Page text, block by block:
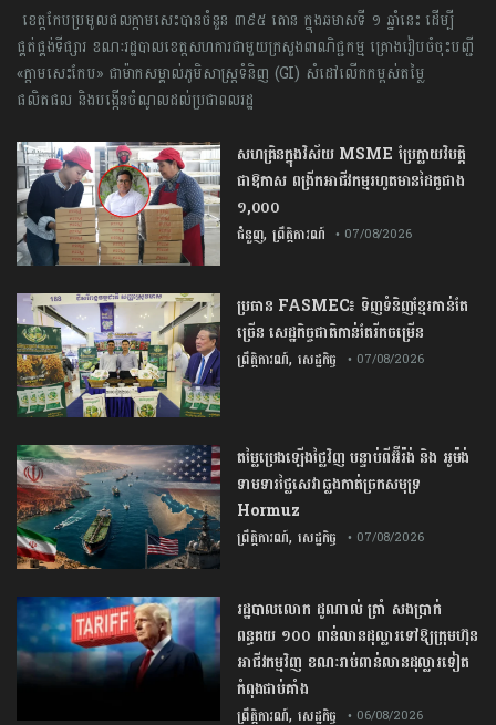
​ ខេត្ត​កែប​ប្រមូល​ផល​ក្តាម​សេះ​បាន​ចំនួន​ ​៣៩៥​ តោន​ ​ក្នុង​ឆមាស​ទី​ ១​ ​ឆ្នាំ​នេះ​ ​ដើម្បី​
ផ្គត់ផ្គង់​ទីផ្សារ ​ខណៈ​រដ្ឋបាល​ខេត្ត​សហការ​ជាមួយ​ក្រសួង​ពាណិជ្ជកម្ម​ ​គ្រោង​រៀបចំ​ចុះបញ្ជី​ ​
«​ក្តាម​សេះ​កែប​» ​ជា​ម៉ាក​សម្គាល់​ភូមិសាស្ត្រ​ទំនិញ​ (​GI​) ​សំដៅ​លើកកម្ពស់​តម្លៃ​
ផលិតផល​ និង​បង្កើន​ចំណូល​ដល់​ប្រជាពលរដ្ឋ
សហគ្រិនក្នុងវិស័យ MSME ប្រែក្លាយវិបត្តិ
ជាឱកាស ពង្រីកអាជីវកម្មរហូតមានដៃគូជាង
១,០០០
ជំនួញ,ព្រឹត្តិការណ៍ • 07/08/2026
ប្រធាន​​ ​FASMEC​៖​ ​ទិញ​ទំនិញ​ខ្មែរ​កាន់តែ​
ច្រើន​ ​សេដ្ឋកិច្ច​ជាតិ​កាន់តែ​រីកចម្រើន​
ព្រឹត្តិការណ៍, សេដ្ឋកិច្ច • 07/08/2026
តម្លៃប្រេងឡើងថ្លៃវិញ បន្ទាប់ពីអ៊ីរ៉ង់ និង អូម៉ង់
ទាមទារថ្លៃសេវាឆ្លងកាត់ច្រកសមុទ្រ
Hormuz
ព្រឹត្តិការណ៍, សេដ្ឋកិច្ច • 07/08/2026
រដ្ឋបាលលោក ដូណាល់ ត្រាំ សងប្រាក់
ពន្ធគយ ១០០ ពាន់លានដុល្លារទៅឱ្យក្រុមហ៊ុន
អាជីវកម្មវិញ ខណៈរាប់ពាន់លានដុល្លារទៀត
កំពុងជាប់គាំង
ព្រឹត្តិការណ៍, សេដ្ឋកិច្ច • 06/08/2026